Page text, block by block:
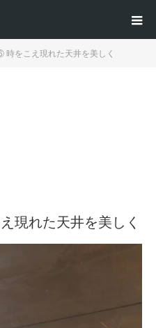
時をこえ現れた天井を美しく
現れた天井を美しく